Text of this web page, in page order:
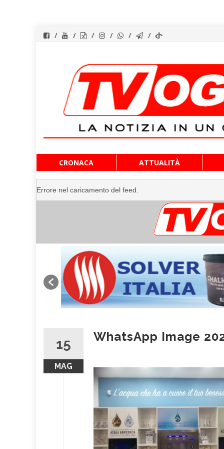
al
contenuto
CRONACA ATTUALITÀ
Errore nel caricamento del feed.
15
MAG
WhatsApp Image